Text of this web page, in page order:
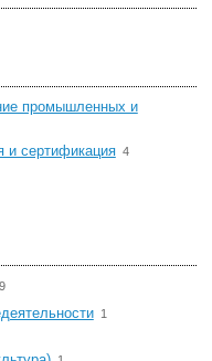
промышленных и
и сертификация 4
1